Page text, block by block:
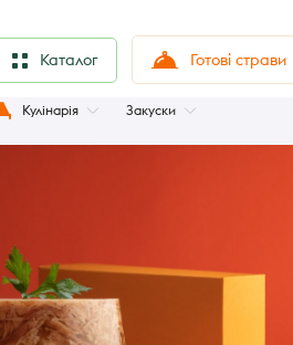
Каталог Готові страви
Кулінарія Закуски